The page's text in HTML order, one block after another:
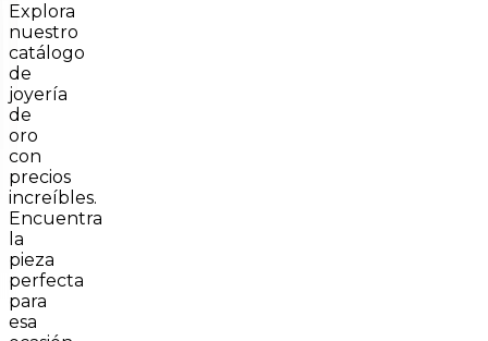
Explora
nuestro
catálogo
de
joyería
de
oro
con
precios
increíbles.
Encuentra
la
pieza
perfecta
para
esa